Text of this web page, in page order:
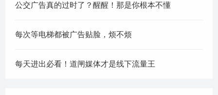
公交广告真的过时了？醒醒！那是你根本不懂
每次等电梯都被广告贴脸，烦不烦
每天进出必看！道闸媒体才是线下流量王